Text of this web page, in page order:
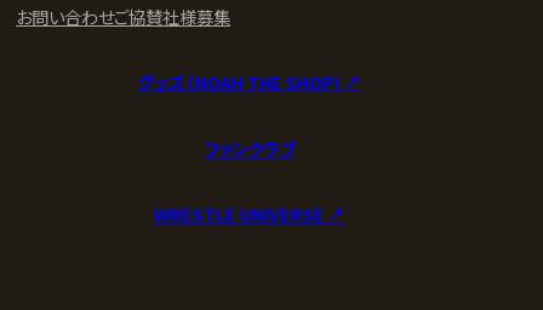
お問い合わせご協賛社様募集
グッズ (NOAH THE SHOP) ↗︎
ファンクラブ
WRESTLE UNIVERSE ↗︎